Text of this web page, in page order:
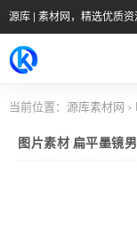
源库 | 素材网，精选优质资
当前位置： 源库素材网 >
图片素材 扁平墨镜